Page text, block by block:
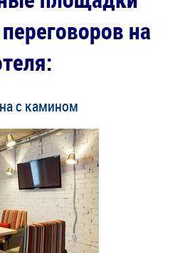
на
c камином